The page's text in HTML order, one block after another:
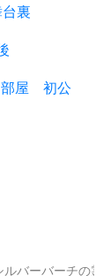
ルバーバーチの
裏
部屋 初公